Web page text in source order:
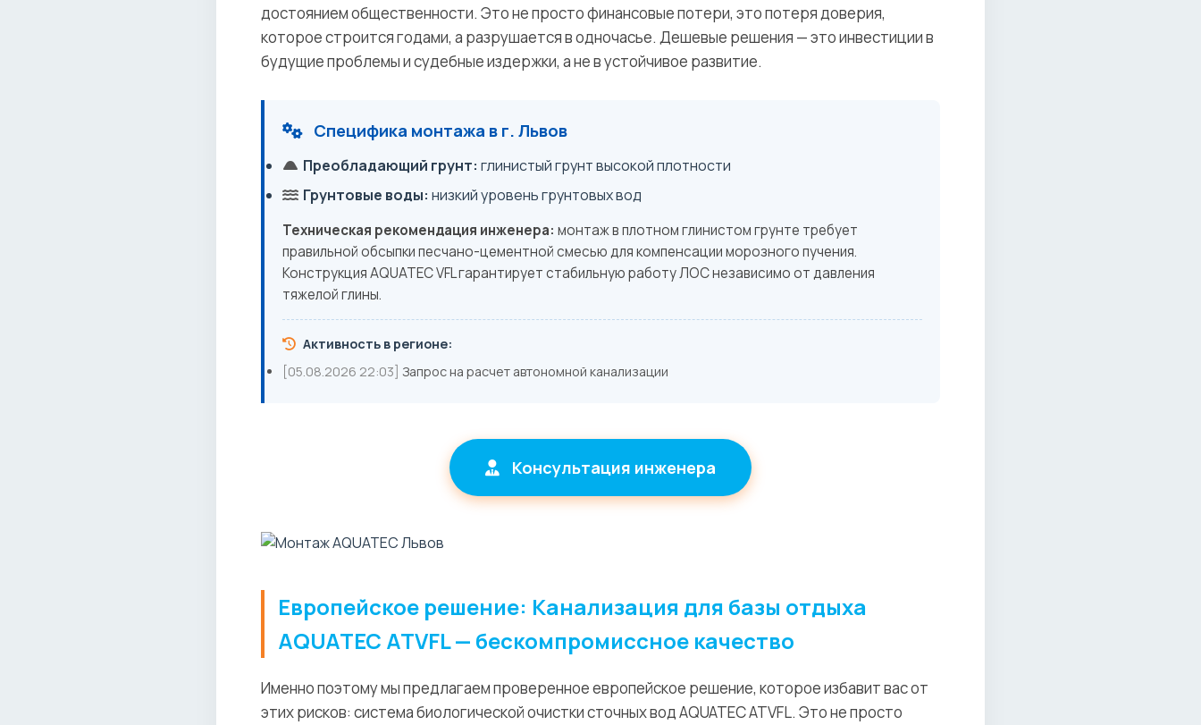
достоянием общественности. Это не просто финансовые потери, это потеря доверия,
которое строится годами, а разрушается в одночасье. Дешевые решения — это инвестиции в
будущие проблемы и судебные издержки, а не в устойчивое развитие.
Специфика монтажа в г. Львов
Преобладающий грунт: глинистый грунт высокой плотности
Грунтовые воды: низкий уровень грунтовых вод
Техническая рекомендация инженера: монтаж в плотном глинистом грунте требует
правильной обсыпки песчано-цементной смесью для компенсации морозного пучения.
Конструкция AQUATEC VFL гарантирует стабильную работу ЛОС независимо от давления
тяжелой глины.
Активность в регионе:
[05.08.2026 22:03] Запрос на расчет автономной канализации
Консультация инженера
Европейское решение: Канализация для базы отдыха
AQUATEC ATVFL — бескомпромиссное качество
Именно поэтому мы предлагаем проверенное европейское решение, которое избавит вас от
этих рисков: система биологической очистки сточных вод AQUATEC ATVFL. Это не просто